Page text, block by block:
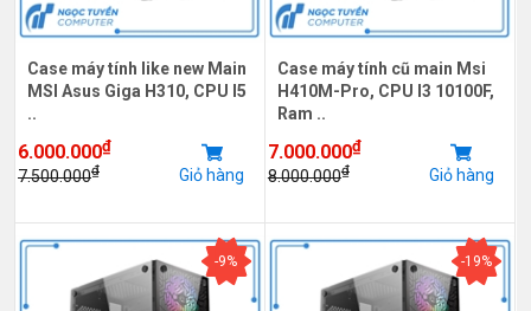
Case máy tính like new Main
MSI Asus Giga H310, CPU I5
..
6.000.000₫
7.500.000₫ Giỏ hàng
Case máy tính cũ main Msi
H410M-Pro, CPU I3 10100F,
Ram ..
7.000.000₫
8.000.000₫ Giỏ hàng
-9% -19%